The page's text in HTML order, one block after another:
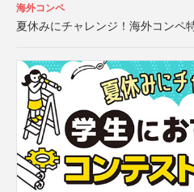
海外コンペ
夏休みにチャレンジ！海外コンペ